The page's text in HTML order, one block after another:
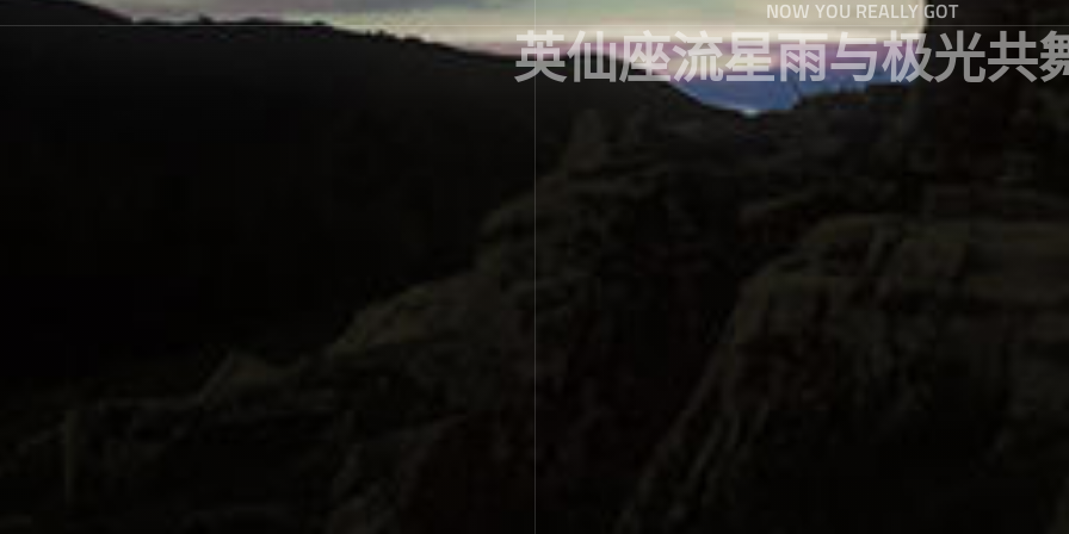
NOW YOU REALLY GOT
英仙座流星雨与极光共